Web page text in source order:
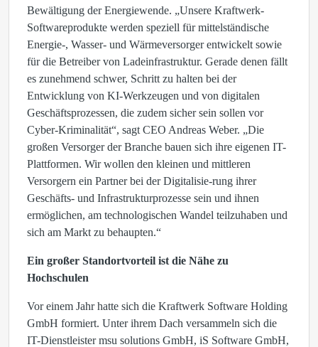
Bewältigung der Energiewende. „Unsere Kraftwerk-
Softwareprodukte werden speziell für mittelständische
Energie-, Wasser- und Wärmeversorger entwickelt sowie
für die Betreiber von Ladeinfrastruktur. Gerade denen fällt
es zunehmend schwer, Schritt zu halten bei der
Entwicklung von KI-Werkzeugen und von digitalen
Geschäftsprozessen, die zudem sicher sein sollen vor
Cyber-Kriminalität“, sagt CEO Andreas Weber. „Die
großen Versorger der Branche bauen sich ihre eigenen IT-
Plattformen. Wir wollen den kleinen und mittleren
Versorgern ein Partner bei der Digitalisie-rung ihrer
Geschäfts- und Infrastrukturprozesse sein und ihnen
ermöglichen, am technologischen Wandel teilzuhaben und
sich am Markt zu behaupten.“
Ein großer Standortvorteil ist die Nähe zu
Hochschulen
Vor einem Jahr hatte sich die Kraftwerk Software Holding
GmbH formiert. Unter ihrem Dach versammeln sich die
IT-Dienstleister msu solutions GmbH, iS Software GmbH,